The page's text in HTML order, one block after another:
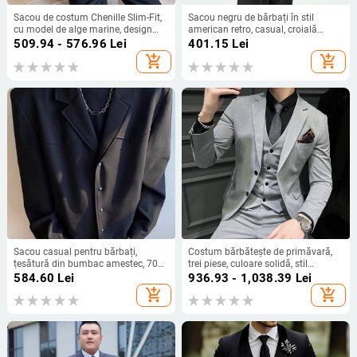
Sacou de costum Chenille Slim-Fit,
cu model de alge marine, design
color-block, rever plat, două nasturi
509.94 - 576.96 Lei
add_shopping_cart
Sacou negru de bărbați în stil
american retro, casual, croială
lejeră, model în carouri, nasturi în
401.15 Lei
add_shopping_cart
Sacou casual pentru bărbați,
țesătură din bumbac amestec, 70%
bumbac, fără guler, croială lejeră,
584.60 Lei
add_shopping_cart
Costum bărbătește de primăvară,
trei piese, culoare solidă, stil
business formal, croială slim,
936.93 - 1,038.39 Lei
add_shopping_cart